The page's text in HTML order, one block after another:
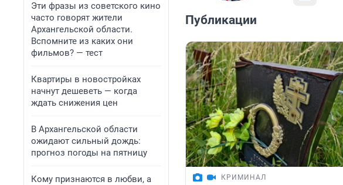
Эти фразы из советского кино
часто говорят жители
Архангельской области.
Вспомните из каких они
фильмов? — тест
Квартиры в новостройках
начнут дешеветь — когда
ждать снижения цен
В Архангельской области
ожидают сильный дождь:
прогноз погоды на пятницу
Кому признаются в любви, а
Публикации
КРИМИНАЛ